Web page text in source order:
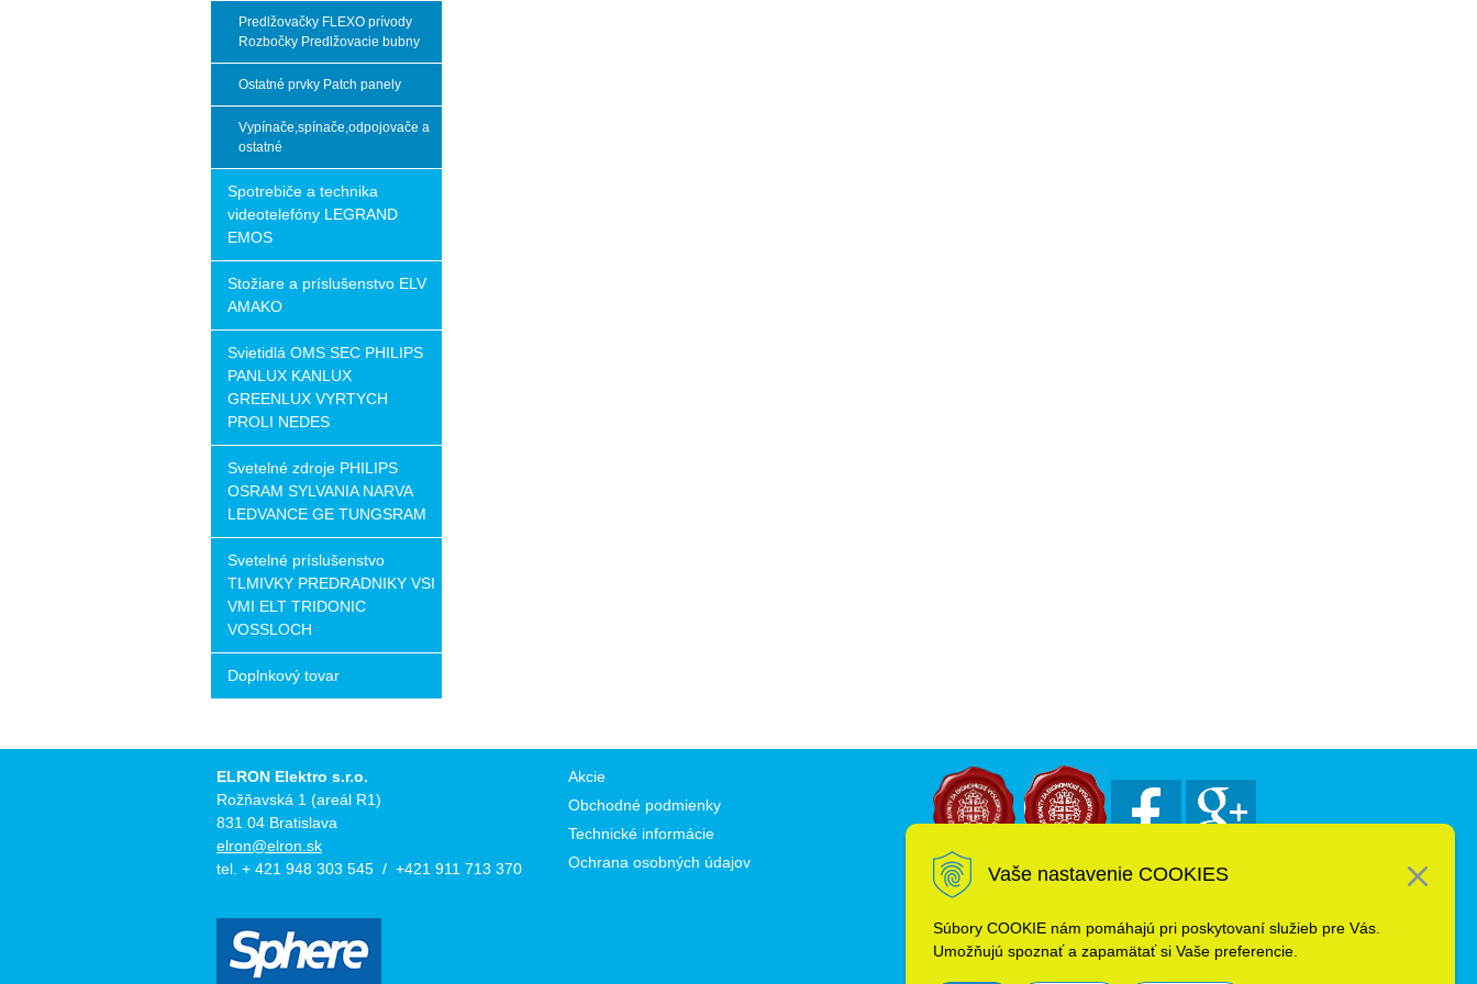
Vaše nastavenie COOKIES
Súbory COOKIE nám pomáhajú pri poskytovaní služieb pre Vás.
Umožňujú spoznať a zapamätať si Vaše preferencie.
Predlžovačky FLEXO prívody
Rozbočky Predlžovacie bubny
Ostatné prvky Patch panely
Vypínače,spínače,odpojovače a
ostatné
Spotrebiče a technika
videotelefóny LEGRAND
EMOS
Stožiare a príslušenstvo ELV
AMAKO
Svietidlá OMS SEC PHILIPS
PANLUX KANLUX
GREENLUX VYRTYCH
PROLI NEDES
Svetelné zdroje PHILIPS
OSRAM SYLVANIA NARVA
LEDVANCE GE TUNGSRAM
Svetelné príslušenstvo
TLMIVKY PREDRADNIKY VSI
VMI ELT TRIDONIC
VOSSLOCH
Doplnkový tovar
ELRON Elektro s.r.o.
Rožňavská 1 (areál R1)
831 04 Bratislava
elron@elron.sk
tel. + 421 948 303 545 / +421 911 713 370
Akcie
Obchodné podmienky
Technické informácie
Ochrana osobných údajov